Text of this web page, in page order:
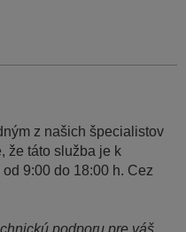
z našich špecialistov
že táto služba je k
9:00 do 18:00 h. Cez